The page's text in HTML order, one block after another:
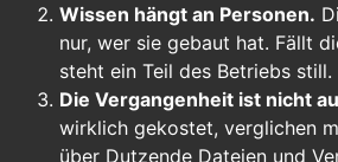
Wissen hängt an Personen.
nur, wer sie gebaut hat. Fällt
steht ein Teil des Betriebs still.
Die Vergangenheit ist nicht
wirklich gekostet, verglichen
über Dutzende Dateien und